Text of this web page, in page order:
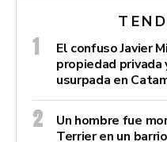
El confuso Javier
propiedad
usurpada en
Un hombre fue
Terrier en un